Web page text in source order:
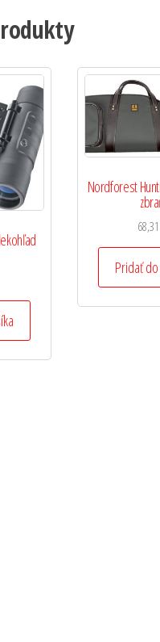
Nordforest
68,31
Pridať